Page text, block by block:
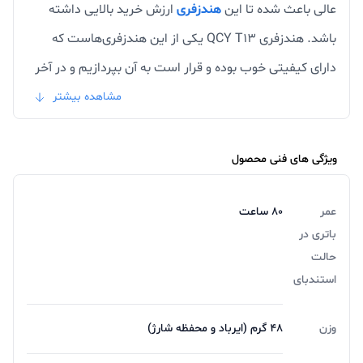
عالی باعث شده تا اینهندزفری ارزش خرید بالایی داشته
باشد. هندزفری QCY T13 یکی از این هندزفری‌هاست که
دارای کیفیتی خوب بوده و قرار است به آن بپردازیم و در آخر
نیز ذکر کنیم که ایا این محصول ارزش خرید دارد یا خیر. پس
طراحی هدفون بی سیم کیو سی وای مدل T13
طراحی یکی از مواردی که باید حتما به آن قبل از خرید توجه
استفاده شده در ساخت این هندزفری بسیار باکیفیت هستند
و از نظر کیفیت ساخت و نوع طراحی خیالتان باید راحت
باشد. این هندزفری‌ها سبک بوده‌اند و به لطف طراحی
مشاهده بیشتر
ویژگی های فنی محصول
عمر
باتری در
حالت
استندبای
80 ساعت
وزن 48 گرم (ایرباد و محفظه شارژ)